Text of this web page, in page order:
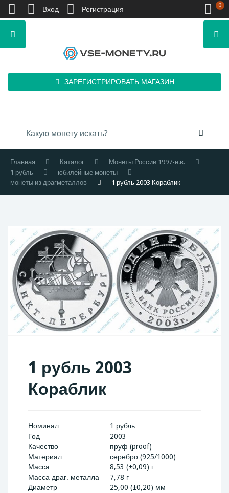
ЗАРЕГИСТРИРОВАТЬ МАГАЗИН
Главная Каталог
Монеты России 1997-н.в.
1 рубль
юбилейные монеты
монеты из драгметаллов
1 рубль 2003 Кораблик
1 рубль 2003
Кораблик
Номинал
1 рубль
Год
2003
Качество
пруф (proof)
Материал
серебро (925/1000)
Масса
8,53 (±0,09) г
Масса драг. металла
7,78 г
Диаметр
25,00 (±0,20) мм
Вход Регистрация 0